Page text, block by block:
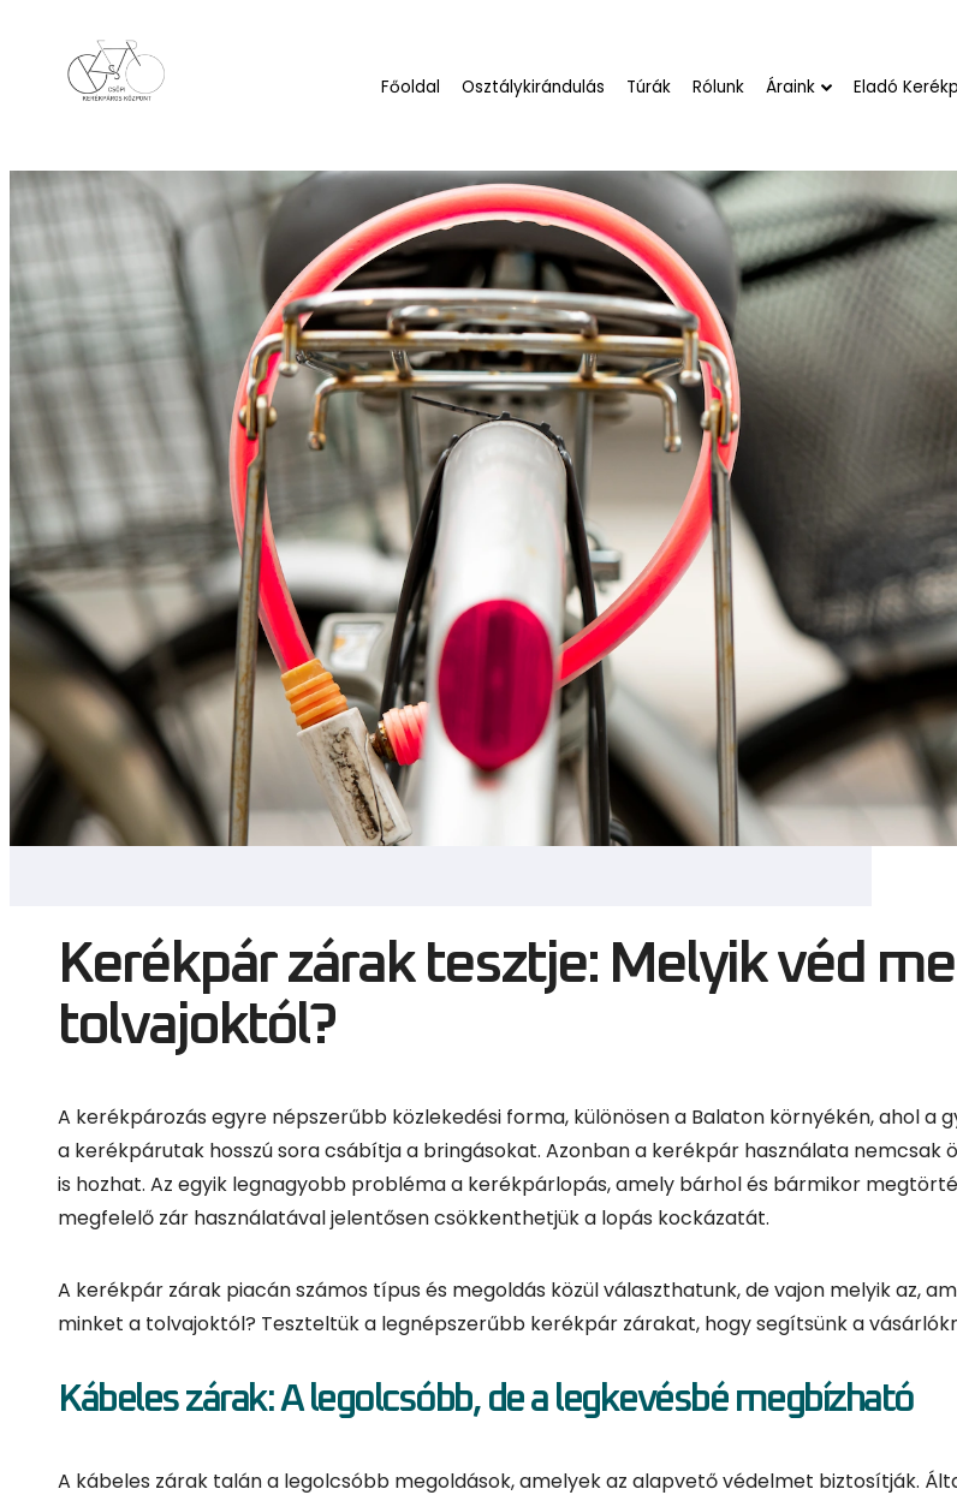
Kerékpár zárak tesztje: Melyik véd
tolvajoktól?
is hozhat. Az egyik legnagyobb probléma a kerékpárlopás, amely bárhol és bármikor
megfelelő zár használatával jelentősen csökkenthetjük a lopás kockázatát.
A kerékpár zárak piacán számos típus és megoldás közül választhatunk, de vajon melyik az,
Kábeles zárak: A legolcsóbb, de a legkevésbé megbízható
hordozhatóak, és kényelmesek a mindennapi használatra, mivel kis helyet foglalnak a táskában.
Hátrányuk:
A kábeles zárak biztonsága nem kiemelkedő. A kábelek könnyen átvághatók, és
találják meg a zárat annyira kihívásnak, mint más típusokat. Ezért a kábeles zárat csak akkor